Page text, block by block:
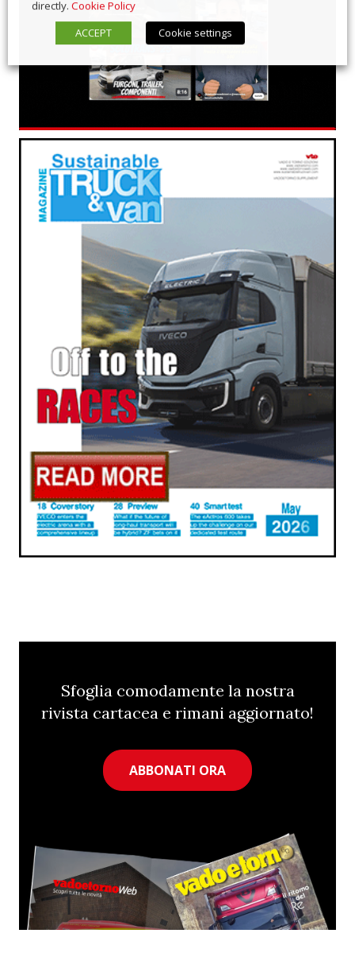
Sfoglia comodamente la nostra
rivista cartacea e rimani aggiornato!
ABBONATI ORA
directly. Cookie Policy
ACCEPT
Cookie settings